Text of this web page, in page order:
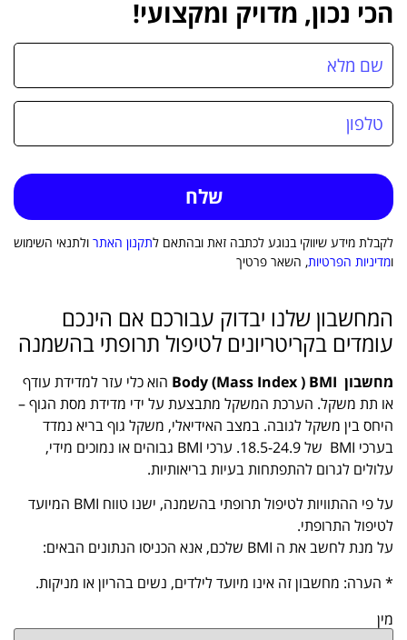
הכי נכון, מדויק ומקצועי!
לקבלת מידע שיווקי בנוגע לכתבה זאת ובהתאם לתקנון האתר ולתנאי השימוש
ומדיניות הפרטיות, השאר פרטיך
המחשבון שלנו יבדוק עבורכם אם הינכם
עומדים בקריטריונים לטיפול תרופתי בהשמנה
מחשבון Body (Mass Index ) BMI
הוא כלי עזר למדידת עודף
או תת משקל. הערכת המשקל מתבצעת על ידי מדידת מסת הגוף –
היחס בין משקל לגובה. במצב האידיאלי, משקל גוף בריא נמדד
בערכי BMI של 18.5-24.9. ערכי BMI גבוהים או נמוכים מידי,
עלולים לגרום להתפתחות בעיות בריאותיות.
על פי ההתוויות לטיפול תרופתי בהשמנה, ישנו טווח BMI המיועד
לטיפול התרופתי.
על מנת לחשב את ה BMI שלכם, אנא הכניסו הנתונים הבאים:
* הערה: מחשבון זה אינו מיועד לילדים, נשים בהריון או מניקות.
מין